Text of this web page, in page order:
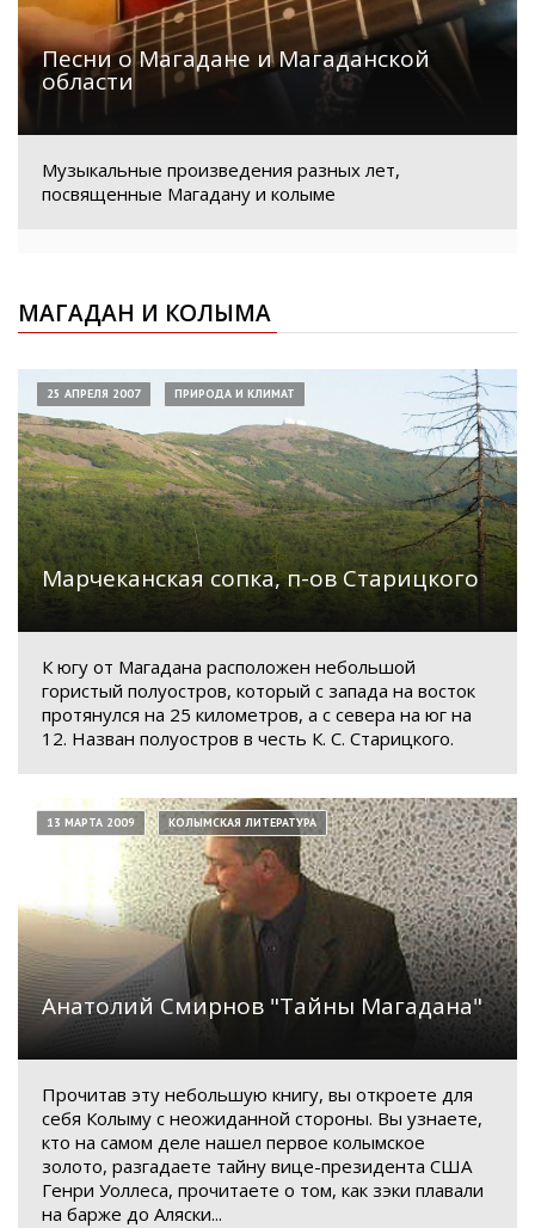
Песни о Магадане и Магаданской
области
Музыкальные произведения разных лет,
посвященные Магадану и колыме
МАГАДАН И КОЛЫМА
Марчеканская сопка, п-ов Старицкого
25 АПРЕЛЯ 2007 ПРИРОДА И КЛИМАТ
К югу от Магадана расположен небольшой
гористый полуостров, который с запада на восток
протянулся на 25 километров, а с севера на юг на
12. Назван полуостров в честь К. С. Старицкого.
Анатолий Смирнов "Тайны Магадана"
13 МАРТА 2009 КОЛЫМСКАЯ ЛИТЕРАТУРА
Прочитав эту небольшую книгу, вы откроете для
себя Колыму с неожиданной стороны. Вы узнаете,
кто на самом деле нашел первое колымское
золото, разгадаете тайну вице-президента США
Генри Уоллеса, прочитаете о том, как зэки плавали
на барже до Аляски...